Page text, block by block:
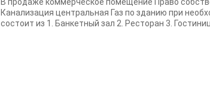
Канализация центральная Газ по зданию при
состоит из 1. Банкетный зал 2. Ресторан 3.